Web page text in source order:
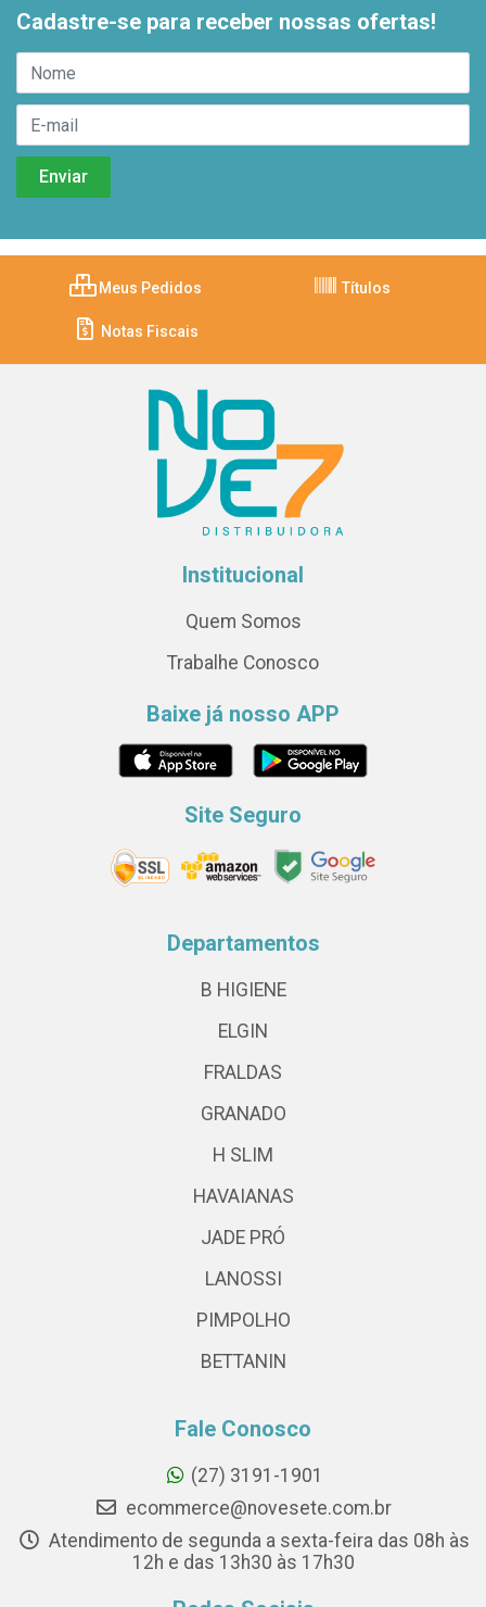
Cadastre-se para receber nossas ofertas!
Meus Pedidos Títulos
Notas Fiscais
Institucional
Quem Somos
Trabalhe Conosco
Baixe já nosso APP
Site Seguro
Departamentos
B HIGIENE
ELGIN
FRALDAS
GRANADO
H SLIM
HAVAIANAS
JADE PRÓ
LANOSSI
PIMPOLHO
BETTANIN
Fale Conosco
(27) 3191-1901
ecommerce@novesete.com.br
Atendimento de segunda a sexta-feira das 08h às
12h e das 13h30 às 17h30